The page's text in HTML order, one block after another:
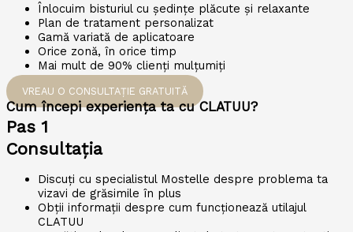
Înlocuim bisturiul cu ședințe plăcute și relaxante
Plan de tratament personalizat
Gamă variată de aplicatoare
Orice zonă, în orice timp
Mai mult de 90% clienți mulțumiți
VREAU O CONSULTAȚIE GRATUITĂ
Cum începi experiența ta cu CLATUU?
Pas 1
Consultația
Discuți cu specialistul Mostelle despre problema ta
vizavi de grăsimile în plus
Obții informații despre cum funcționează utilajul
CLATUU